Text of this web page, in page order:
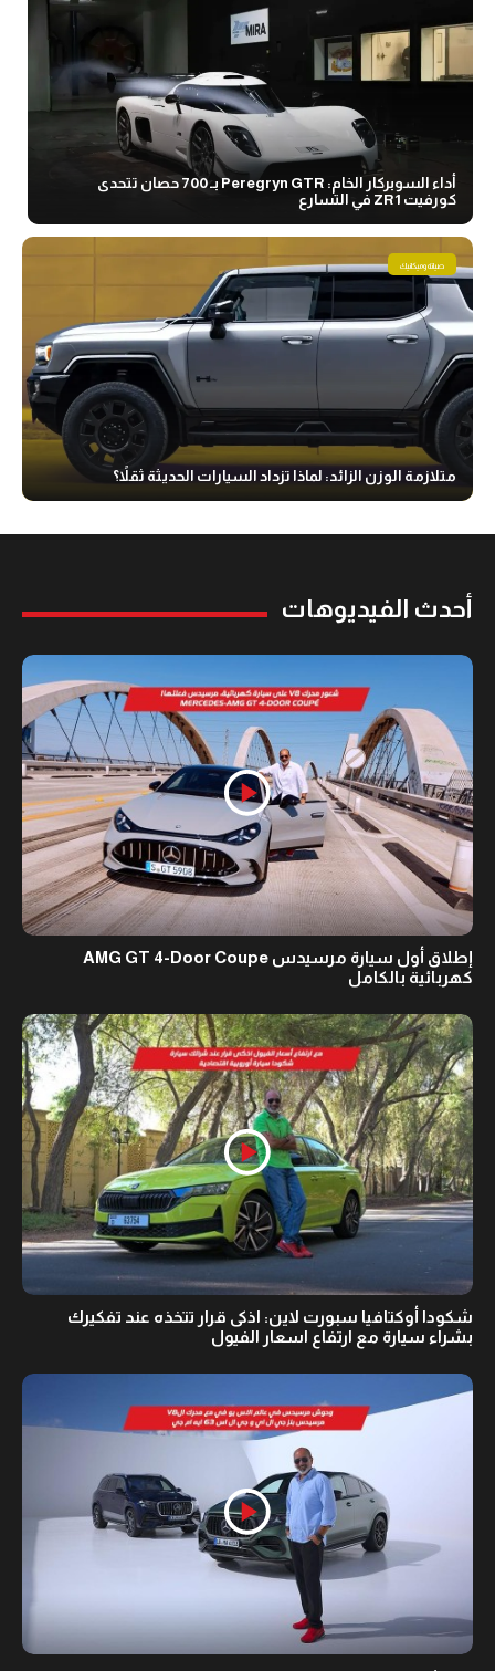
أداء السوبركار الخام: Peregryn GTR بـ 700 حصان تتحدى
كورفيت ZR1 في التسارع
صيانة وميكانيك
متلازمة الوزن الزائد: لماذا تزداد السيارات الحديثة ثقلاً؟
أحدث الفيديوهات
إطلاق أول سيارة مرسيدس AMG GT 4-Door Coupe
كهربائية بالكامل
شكودا أوكتافيا سبورت لاين: اذكى قرار تتخذه عند تفكيرك
بشراء سيارة مع ارتفاع اسعار الفيول